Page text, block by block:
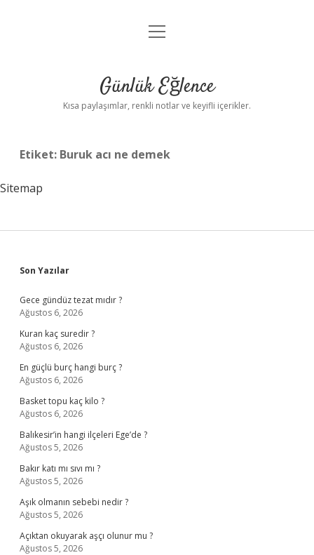
Anasayfa
Yasal Uyarı
menüyü
Günlük Eğlence
Kısa paylaşımlar, renkli notlar ve keyifli içerikler.
Etiket: Buruk acı ne demek
Sitemap
Sidebar
Son Yazılar
Gece gündüz tezat mıdır ?
Ağustos 6, 2026
Kuran kaç suredir ?
Ağustos 6, 2026
En güçlü burç hangi burç ?
Ağustos 6, 2026
Basket topu kaç kilo ?
Ağustos 6, 2026
Balıkesir’in hangi ilçeleri Ege’de ?
Ağustos 5, 2026
Bakır katı mı sıvı mı ?
Ağustos 5, 2026
Aşık olmanın sebebi nedir ?
Ağustos 5, 2026
Açıktan okuyarak aşçı olunur mu ?
Ağustos 5, 2026